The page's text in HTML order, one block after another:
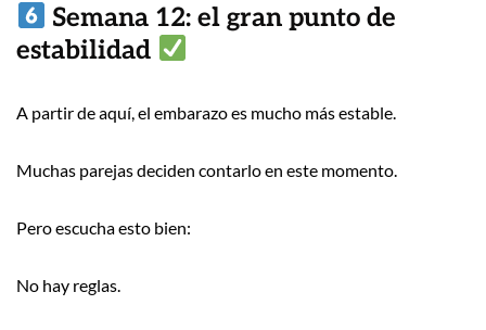
Semana 12: el gran punto de
estabilidad
A partir de aquí, el embarazo es mucho más estable.
Muchas parejas deciden contarlo en este momento.
Pero escucha esto bien:
No hay reglas.